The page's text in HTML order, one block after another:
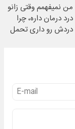
من نمیفهمم وقتی زانو
درد درمان داره، چرا
دردش رو داری تحمل